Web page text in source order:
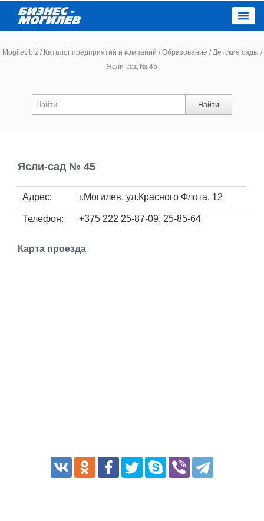
Новости
Афиша
Mogilev.biz / Каталог предприятий и компаний / Образование / Детские сады /
Ясли-сад № 45
Найти
Ясли-сад № 45
Адрес: г.Могилев, ул.Красного Флота, 12
Телефон: +375 222 25-87-09, 25-85-64
Карта проезда